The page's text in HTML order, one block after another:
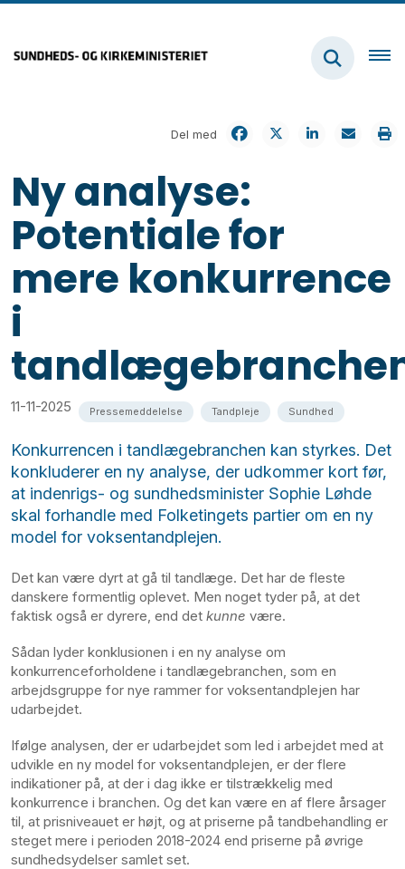
Del med
Ny analyse:
Potentiale for
mere konkurrence
i
11-11-2025 Pressemeddelelse Tandpleje Sundhed
Konkurrencen i tandlægebranchen kan styrkes. Det
konkluderer en ny analyse, der udkommer kort før,
at indenrigs- og sundhedsminister Sophie Løhde
skal forhandle med Folketingets partier om en ny
model for voksentandplejen.
Det kan være dyrt at gå til tandlæge. Det har de fleste
danskere formentlig oplevet. Men noget tyder på, at det
faktisk også er dyrere, end det kunne være.
Sådan lyder konklusionen i en ny analyse om
konkurrenceforholdene i tandlægebranchen, som en
arbejdsgruppe for nye rammer for voksentandplejen har
udarbejdet.
Ifølge analysen, der er udarbejdet som led i arbejdet med at
udvikle en ny model for voksentandplejen, er der flere
indikationer på, at der i dag ikke er tilstrækkelig med
konkurrence i branchen. Og det kan være en af flere årsager
til, at prisniveauet er højt, og at priserne på tandbehandling er
steget mere i perioden 2018-2024 end priserne på øvrige
sundhedsydelser samlet set.